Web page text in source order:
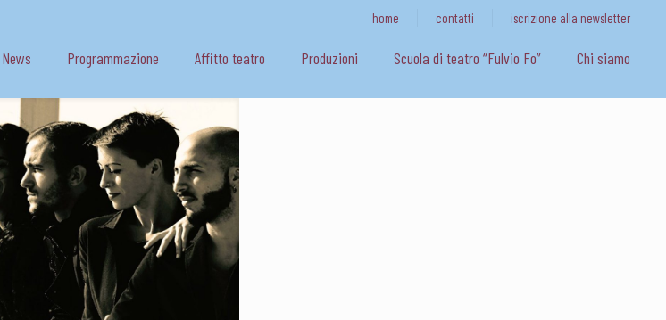
home contatti iscrizione alla newsletter
News Programmazione Affitto teatro Produzioni Scuola di teatro “Fulvio Fo” Chi siamo